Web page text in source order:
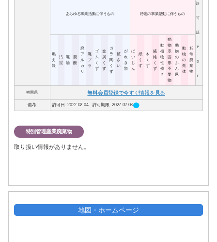
あらゆる事業活動に伴うもの 特定の事業活動に伴うもの
許
可
証
Ｐ
Ｄ
Ｆ
燃
え
殻
汚
泥
廃
油
廃
酸
廃
ア
ル
カ
リ
廃
プ
ラ
ゴ
ム
く
ず
金
属
く
ず
ガ
ラ
陶
く
ず
鉱
さ
い
が
れ
き
類
ば
い
じ
ん
紙
く
ず
木
く
ず
繊
維
く
ず
動
植
物
性
残
さ
動
物
系
固
形
不
要
物
動
物
の
ふ
ん
尿
動
物
の
死
体
13
号
廃
棄
物
福岡県 無料会員登録で今すぐ情報を見る
備考 許可日: 2022-02-04 許可期限: 2027-02-03circle
特別管理産業廃棄物
取り扱い情報がありません。
地図・ホームページ